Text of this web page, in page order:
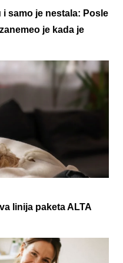
i samo je nestala: Posle
je kada je
linija paketa ALTA